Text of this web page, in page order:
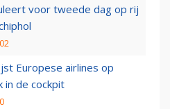
voor tweede dag op rij
Europese airlines op
in de cockpit